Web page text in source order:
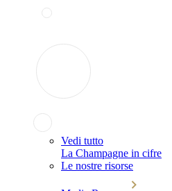
Vedi tutto
La Champagne in cifre
Le nostre risorse